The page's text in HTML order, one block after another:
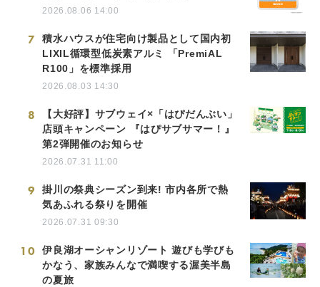
2026.08.06 14:00
7
積水ハウスが住宅向け製品として国内初
LIXIL循環型低炭素アルミ 「PremiAL
R100」を標準採用
2026.08.03 14:30
8
【大好評】サブウェイ×「はぴだんぶい」
店頭キャンペーン 『はぴサブサマー！』
第2弾開催のお知らせ
2026.07.31 11:00
9
掛川の祭典シーズン到来! 市内各所で熱
気あふれる祭りを開催
2026.07.31 09:30
10
伊良湖オーシャンリゾート 遊びも学びも
かなう、家族みんなで満喫する渥美半島
の夏旅